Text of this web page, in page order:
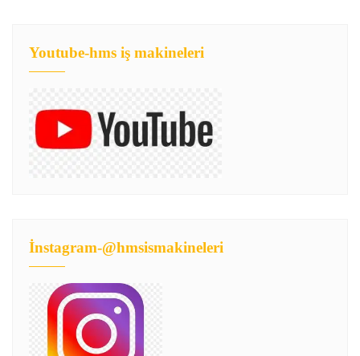
Youtube-hms iş makineleri
İnstagram-@hmsismakineleri